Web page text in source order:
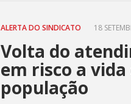
ALERTA DO SINDICATO 18
Volta do
em risco a
população